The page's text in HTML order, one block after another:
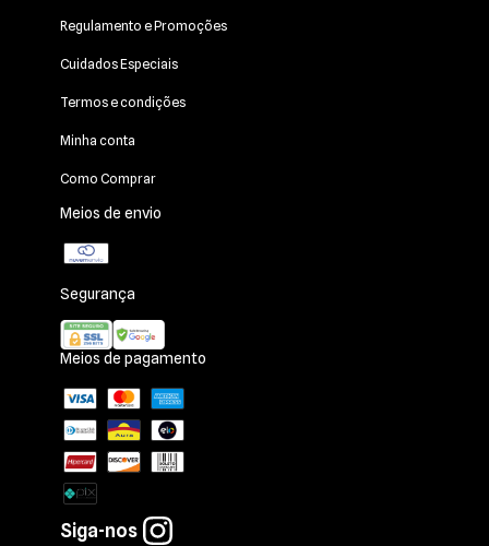
Regulamento e Promoções
Cuidados Especiais
Termos e condições
Minha conta
Como Comprar
Meios de envio
Segurança
Meios de pagamento
Siga-nos